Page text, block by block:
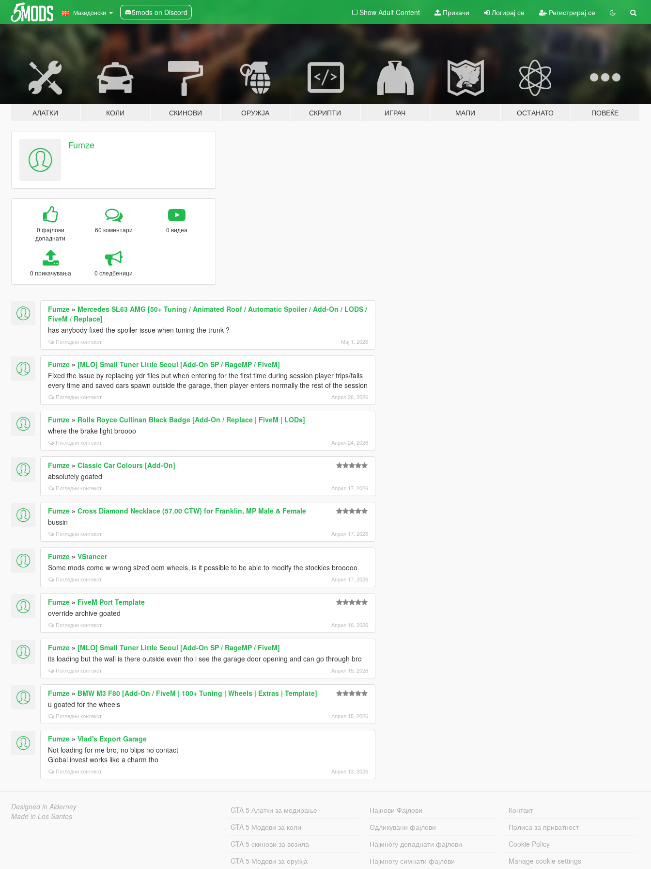
Македонски 5mods on Discord Show Adult Content Прикачи Логирај се Регистрирај се
АЛАТКИ КОЛИ СКИНОВИ ОРУЖЈА СКРИПТИ ИГРАЧ МАПИ ОСТАНАТО ПОВЕЌЕ
Fumze
0 фајлови
допаднати
60 коментари 0 видеа
0 прикачувања 0 следбеници
Fumze» Mercedes SL63 AMG [50+ Tuning / Animated Roof / Automatic Spoiler / Add-On / LODS /
FiveM / Replace]
has anybody fixed the spoiler issue when tuning the trunk ?
Погледни контекст Мај 1, 2026
Fumze» [MLO] Small Tuner Little Seoul [Add-On SP / RageMP / FiveM]
Fixed the issue by replacing ydr files but when entering for the first time during session player trips/falls
every time and saved cars spawn outside the garage, then player enters normally the rest of the session
Погледни контекст Април 26, 2026
Fumze» Rolls Royce Cullinan Black Badge [Add-On / Replace | FiveM | LODs]
where the brake light broooo
Погледни контекст Април 24, 2026
Fumze» Classic Car Colours [Add-On]
absolutely goated
Погледни контекст Април 17, 2026
Fumze» Cross Diamond Necklace (57.00 CTW) for Franklin, MP Male & Female
bussin
Погледни контекст Април 17, 2026
Fumze» VStancer
Some mods come w wrong sized oem wheels, is it possible to be able to modify the stockies brooooo
Погледни контекст Април 17, 2026
Fumze» FiveM Port Template
override archive goated
Погледни контекст Април 16, 2026
Fumze» [MLO] Small Tuner Little Seoul [Add-On SP / RageMP / FiveM]
its loading but the wall is there outside even tho i see the garage door opening and can go through bro
Погледни контекст Април 15, 2026
Fumze» BMW M3 F80 [Add-On / FiveM | 100+ Tuning | Wheels | Extras | Template]
u goated for the wheels
Погледни контекст Април 15, 2026
Fumze» Vlad's Export Garage
Not loading for me bro, no blips no contact
Global invest works like a charm tho
Погледни контекст Април 13, 2026
Designed in Alderney
Made in Los Santos
GTA 5 Алатки за модирање
GTA 5 Модови за коли
GTA 5 скинови за возила
GTA 5 Модови за оружја
Најнови Фајлови
Одликувани фајлови
Најмногу допаднати фајлови
Најмногу симнати фајлови
Контакт
Полиса за приватност
Cookie Policy
Manage cookie settings